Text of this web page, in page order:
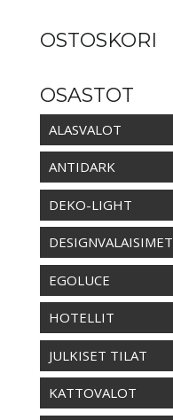
OSTOSKORI
OSASTOT
ALASVALOT
ANTIDARK
DEKO-LIGHT
DESIGNVALAISIMET
EGOLUCE
HOTELLIT
JULKISET TILAT
KATTOVALOT